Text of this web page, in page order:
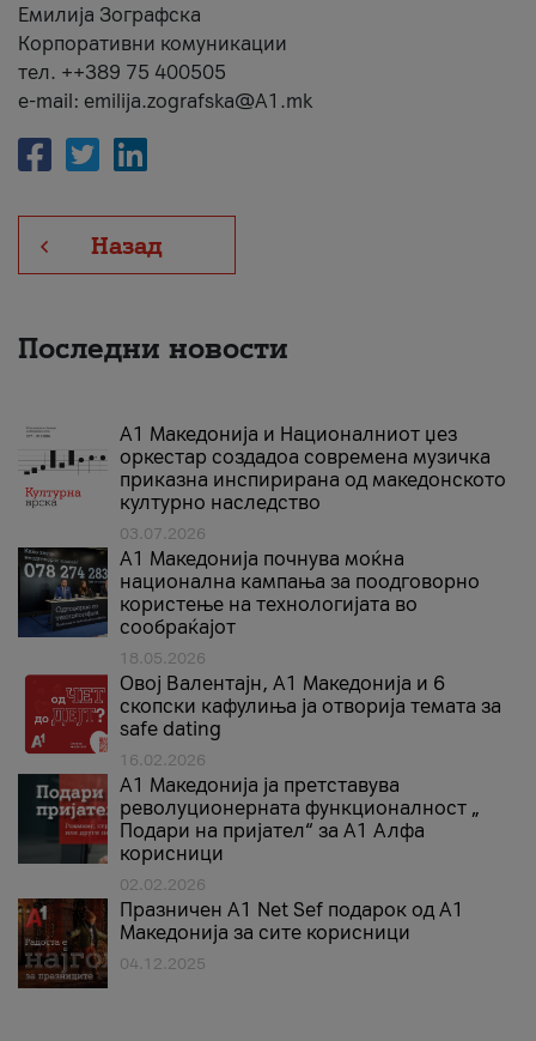
Емилија Зографска
Корпоративни комуникации
тел. ++389 75 400505
e-mail: emilija.zografska@A1.mk
Назад
Последни новости
А1 Македонија и Националниот џез
оркестар создадоа современа музичка
приказна инспирирана од македонското
културно наследство
03.07.2026
A1 Македонија почнува моќна
национална кампања за поодговорно
користење на технологијата во
сообраќајот
18.05.2026
Овој Валентајн, A1 Македонија и 6
скопски кафулиња ја отворија темата за
safe dating
16.02.2026
А1 Македонија ја претставува
револуционерната функционалност „
Подари на пријател“ за А1 Алфа
корисници
02.02.2026
Празничен A1 Net Sеf подарок од А1
Македонија за сите корисници
04.12.2025